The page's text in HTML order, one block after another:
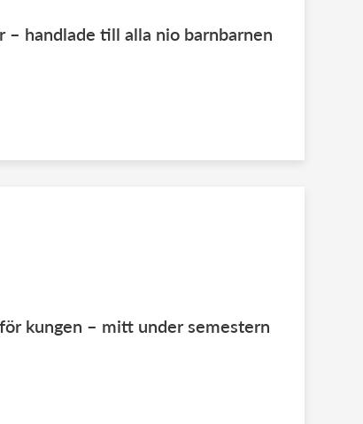
– handlade till alla nio barnbarnen
kungen – mitt under semestern